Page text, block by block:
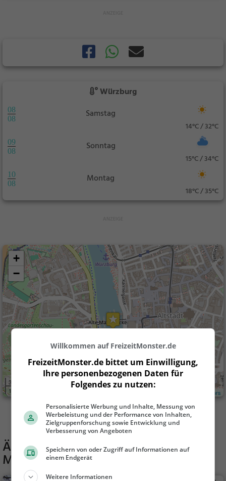
Würzburg
08
08
Samstag
14°C / 32°C
09
08
Sonntag
15°C / 34°C
10
08
Montag
18°C / 35°C
+
−
300 m
1000 ft
OpenStreetMap contributors
Ähnliche Aktivitäten wieAlte
Mainbrücke
Willkommen auf FreizeitMonster.de
FreizeitMonster.de bittet um Einwilligung,
Ihre personenbezogenen Daten für
Folgendes zu nutzen:
Personalisierte Werbung und Inhalte, Messung von
Werbeleistung und der Performance von Inhalten,
Zielgruppenforschung sowie Entwicklung und
Verbesserung von Angeboten
Speichern von oder Zugriff auf Informationen auf
einem Endgerät
Weitere Informationen